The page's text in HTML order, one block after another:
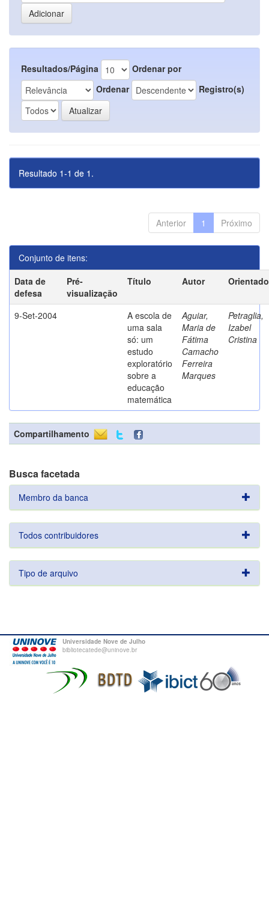
Resultados/Página
Ordenar por
Ordenar
Registro(s)
Resultado 1-1 de 1.
Anterior 1 Próximo
Conjunto de itens:
Data de
defesa
Pré-
visualização
Título Autor
9-Set-2004
A escola de
uma sala
só: um
estudo
exploratório
sobre a
educação
matemática
Aguiar,
Maria de
Fátima
Camacho
Ferreira
Marques
Petraglia,
Izabel
Cristina
Compartilhamento
Busca facetada
Membro da banca
Todos contribuidores
Tipo de arquivo
Universidade Nove de Julho
bibliotecatede@uninove.br